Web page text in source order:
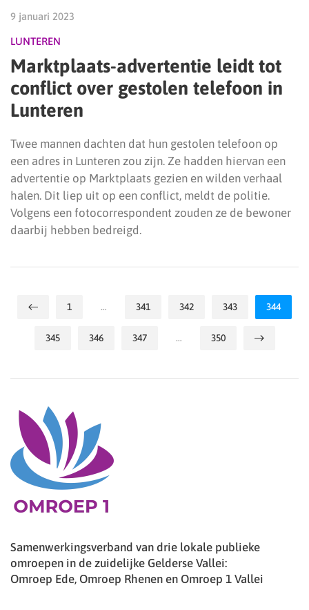
9 januari 2023
LUNTEREN
Marktplaats-advertentie leidt tot
conflict over gestolen telefoon in
Lunteren
Twee mannen dachten dat hun gestolen telefoon op
een adres in Lunteren zou zijn. Ze hadden hiervan een
advertentie op Marktplaats gezien en wilden verhaal
halen. Dit liep uit op een conflict, meldt de politie.
Volgens een fotocorrespondent zouden ze de bewoner
daarbij hebben bedreigd.
1 … 341 342 343 344
345 346 347 … 350
Samenwerkingsverband van drie lokale publieke
omroepen in de zuidelijke Gelderse Vallei:
Omroep Ede, Omroep Rhenen en Omroep 1 Vallei